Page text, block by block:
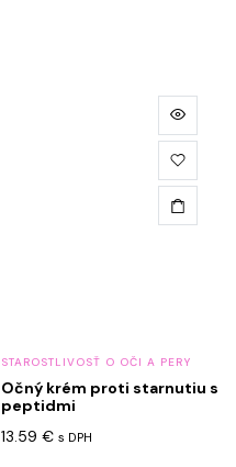
STAROSTLIVOSŤ O OČI A PERY
Očný krém proti starnutiu s
peptidmi
13.59 € s DPH